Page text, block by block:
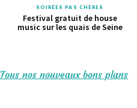
SOIRÉES PAS CHÈRES
Festival gratuit de house
music sur les quais de Seine
Tous nos nouveaux bons plans